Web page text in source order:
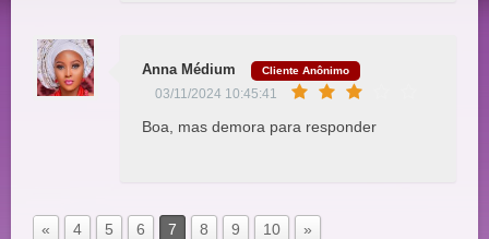
Anna Médium Cliente Anônimo
03/11/2024 10:45:41
Boa, mas demora para responder
« 4 5 6 7 8 9 10 »